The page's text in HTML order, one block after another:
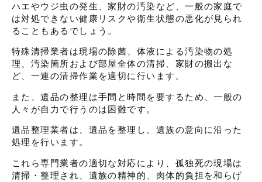
ハエやウジ虫の発生、家財の汚染など、一般の家庭で
は対処できない健康リスクや衛生状態の悪化が見られ
ることもあるでしょう。
特殊清掃業者は現場の除菌、体液による汚染物の処
理、汚染箇所および部屋全体の清掃、家財の搬出な
ど、一連の清掃作業を適切に行います。
また、遺品の整理は手間と時間を要するため、一般の
人々が自力で行うのは困難です。
遺品整理業者は、遺品を整理し、遺族の意向に沿った
処理を行います。
これら専門業者の適切な対応により、孤独死の現場は
清掃・整理され、遺族の精神的、肉体的負担を和らげ